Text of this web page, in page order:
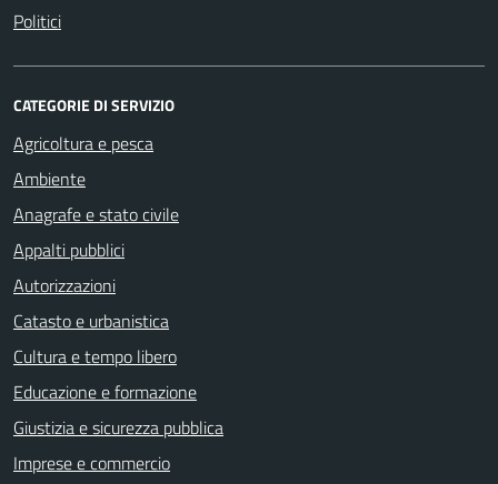
Politici
CATEGORIE DI SERVIZIO
Agricoltura e pesca
Ambiente
Anagrafe e stato civile
Appalti pubblici
Autorizzazioni
Catasto e urbanistica
Cultura e tempo libero
Educazione e formazione
Giustizia e sicurezza pubblica
Imprese e commercio